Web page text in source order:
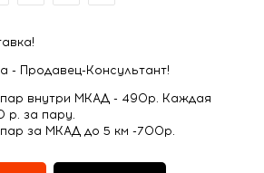
- Продавец-Консультант!
внутри МКАД - 490р. Каждая
р. за пару.
за МКАД до 5 км -700р.